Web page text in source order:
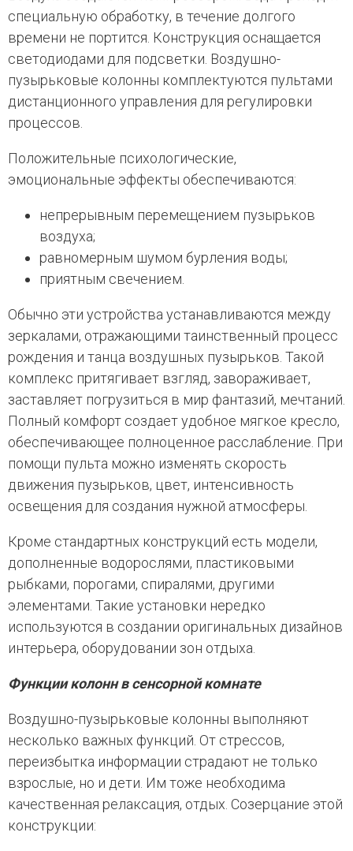
специальную обработку, в течение долгого
времени не портится. Конструкция оснащается
светодиодами для подсветки. Воздушно-
пузырьковые колонны комплектуются пультами
дистанционного управления для регулировки
процессов.
Положительные психологические,
эмоциональные эффекты обеспечиваются:
непрерывным перемещением пузырьков
воздуха;
равномерным шумом бурления воды;
приятным свечением.
Обычно эти устройства устанавливаются между
зеркалами, отражающими таинственный процесс
рождения и танца воздушных пузырьков. Такой
комплекс притягивает взгляд, завораживает,
заставляет погрузиться в мир фантазий, мечтаний.
Полный комфорт создает удобное мягкое кресло,
обеспечивающее полноценное расслабление. При
помощи пульта можно изменять скорость
движения пузырьков, цвет, интенсивность
освещения для создания нужной атмосферы.
Кроме стандартных конструкций есть модели,
дополненные водорослями, пластиковыми
рыбками, порогами, спиралями, другими
элементами. Такие установки нередко
используются в создании оригинальных дизайнов
интерьера, оборудовании зон отдыха.
Функции колонн в сенсорной комнате
Воздушно-пузырьковые колонны выполняют
несколько важных функций. От стрессов,
переизбытка информации страдают не только
взрослые, но и дети. Им тоже необходима
качественная релаксация, отдых. Созерцание этой
конструкции: